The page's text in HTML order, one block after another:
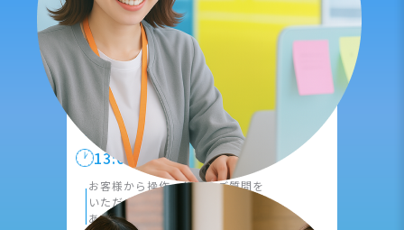
|具体的な内容はプロジェクト先に
よって異なりますが、
手順書作成、
PCや実機の検品を行います。
12:00 ランチ休憩
13:00お客様先への訪問
|お客様から操作、仕様のご質問を
いただき
実際に現場で出向くことも
あります。